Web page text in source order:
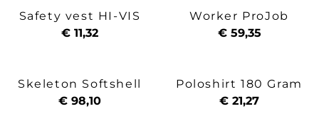
Safety vest HI-VIS
€ 11,32
Worker ProJob
€ 59,35
Skeleton Softshell
€ 98,10
Poloshirt 180 Gram
€ 21,27